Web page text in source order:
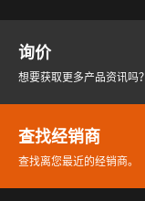
询价
想要获取更多产品资讯吗？
查找经销商
查找离您最近的经销商。